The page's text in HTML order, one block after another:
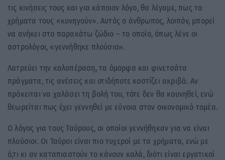
τις κινήσεις τους και για κάποιον λόγο, θα λέγαμε, πως τα
χρήματα τους «κυνηγούν». Αυτός ο άνθρωπος, λοιπόν, μπορεί
να ανήκει στο παρακάτω ζώδιο – το οποίο, όπως λένε οι
αστρολόγοι, «γεννήθηκε πλούσιο».
Λατρεύει την καλοπέραση, τα όμορφα και φινετσάτα
πράγματα, τις ανέσεις και οτιδήποτε κοστίζει ακριβά. Αν
πρόκειται να χαλάσει τη βολή του, τότε δεν θα κουνηθεί, ενώ
θεωρείται πως έχει γεννηθεί με εύνοια στον οικονομικό τομέα.
Ο λόγος για τους Ταύρους, οι οποίοι γεννήθηκαν για να είναι
πλούσιοι. Οι Ταύροι είναι πιο τυχεροί με τα χρήματα, ενώ με
ό,τι κι αν καταπιαστούν το κάνουν καλά, διότι είναι εργατικοί